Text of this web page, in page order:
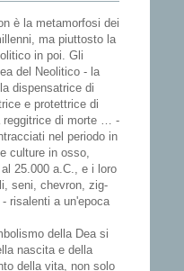
è la metamorfosi dei
ma piuttosto la
in poi. Gli
del Neolitico - la
dispensatrice di
e protettrice di
di morte … -
nel periodo in
culture in osso,
25.000 a.C., e i loro
seni, chevron, zig-
risalenti a un'epoca
della Dea si
nascita e della
della vita, non solo